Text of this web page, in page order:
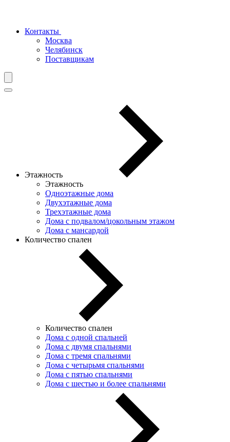
Контакты
Москва
Челябинск
Поставщикам
Этажность
Этажность
Одноэтажные дома
Двухэтажные дома
Трехэтажные дома
Дома с подвалом/цокольным этажом
Дома с мансардой
Количество спален
Количество спален
Дома с одной спальней
Дома с двумя спальнями
Дома с тремя спальнями
Дома с четырьмя спальнями
Дома с пятью спальнями
Дома с шестью и более спальнями